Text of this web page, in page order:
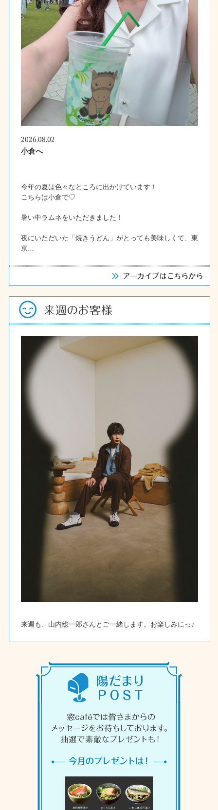
2026.08.02
小倉へ
今年の夏は色々なところに出かけています！
こちらは小倉で♡
暑い中ラムネをいただきました！
夜にいただいた「焼きうどん」がとっても美味しくて、東
京...
来週も、山内総一郎さんとご一緒します。お楽しみにっ♪